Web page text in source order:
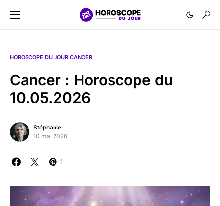
HOROSCOPE DU JOUR CANCER
Cancer : Horoscope du
10.05.2026
Stéphanie
10 mai 2026
1